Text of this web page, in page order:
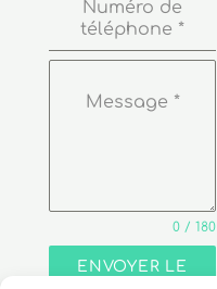
Numéro de
téléphone *
Message *
0 / 180
ENVOYER LE